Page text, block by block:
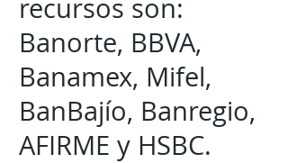
recursos son:
Banorte, BBVA,
Banamex, Mifel,
BanBajío, Banregio,
AFIRME y HSBC.